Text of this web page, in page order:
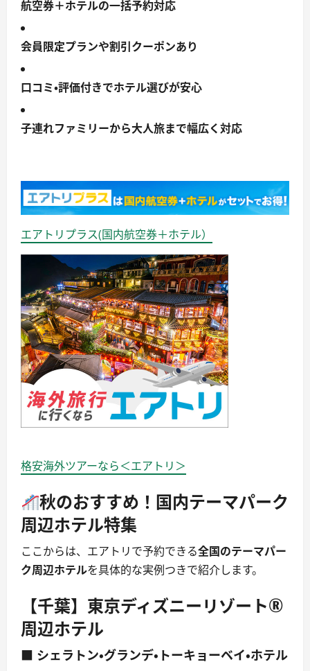
航空券＋ホテルの一括予約対応
会員限定プランや割引クーポンあり
口コミ・評価付きでホテル選びが安心
子連れファミリーから大人旅まで幅広く対応
エアトリプラス(国内航空券＋ホテル）
格安海外ツアーなら＜エアトリ＞
秋のおすすめ！国内テーマパーク
周辺ホテル特集
ここからは、エアトリで予約できる全国のテーマパー
ク周辺ホテルを具体的な実例つきで紹介します。
【千葉】東京ディズニーリゾート®
周辺ホテル
■ シェラトン・グランデ・トーキョーベイ・ホテル